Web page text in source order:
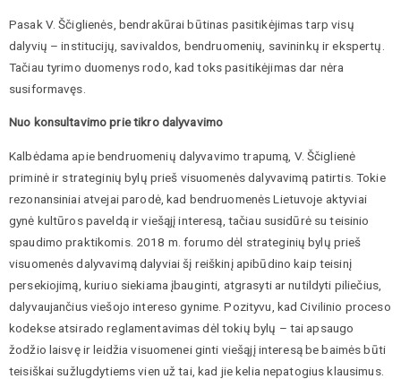
Pasak V. Ščiglienės, bendrakūrai būtinas pasitikėjimas tarp visų
dalyvių – institucijų, savivaldos, bendruomenių, savininkų ir ekspertų.
Tačiau tyrimo duomenys rodo, kad toks pasitikėjimas dar nėra
susiformavęs.
Nuo konsultavimo prie tikro dalyvavimo
Kalbėdama apie bendruomenių dalyvavimo trapumą, V. Ščiglienė
priminė ir strateginių bylų prieš visuomenės dalyvavimą patirtis. Tokie
rezonansiniai atvejai parodė, kad bendruomenės Lietuvoje aktyviai
gynė kultūros paveldą ir viešąjį interesą, tačiau susidūrė su teisinio
spaudimo praktikomis. 2018 m. forumo dėl strateginių bylų prieš
visuomenės dalyvavimą dalyviai šį reiškinį apibūdino kaip teisinį
persekiojimą, kuriuo siekiama įbauginti, atgrasyti ar nutildyti piliečius,
dalyvaujančius viešojo intereso gynime. Pozityvu, kad Civilinio proceso
kodekse atsirado reglamentavimas dėl tokių bylų – tai apsaugo
žodžio laisvę ir leidžia visuomenei ginti viešąjį interesą be baimės būti
teisiškai sužlugdytiems vien už tai, kad jie kelia nepatogius klausimus.